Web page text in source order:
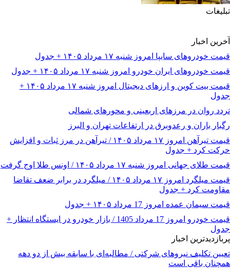
تبلیغات
آخرین اخبار
قیمت خودرو‌های سایپا امروز شنبه ۱۷ مرداد ۱۴۰۵ + جدول
قیمت خودرو‌های ایران خودرو امروز شنبه ۱۷ مرداد ۱۴۰۵ + جدول
قیمت بیت کوین و ارز‌های دیجیتال امروز شنبه ۱۷ مرداد ۱۴۰۵ +
جدول
تردد روان در مرزهای اربعینی و محورهای شمالی
رگبار باران و رعدوبرق در ارتفاعات تهران و البرز
قیمت تیرآهن امروز ۱۷ مرداد ۱۴۰۵ / تیرآهن در مرز ثبات و افزایش
حرکت کرد + جدول
قیمت طلای جهانی امروز شنبه ۱۷ مرداد ۱۴۰۵ / اونس طلا اوج گرفت
قیمت میلگرد امروز ۱۷ مرداد ۱۴۰۵ / میلگرد در برابر ضعف تقاضا
مقاومت کرد + جدول
قیمت سیمان عمده امروز 17 مرداد ۱۴۰۵ + جدول
قیمت خودرو امروز 17 مرداد 1405 / بازار خودرو در ایستگاه انتظار +
جدول
پربازدیدترین اخبار
تعیین تکلیف نیروهای شرکتی / مطالبه‌ای با سابقه بیش از دو دهه
همچنان باقی است